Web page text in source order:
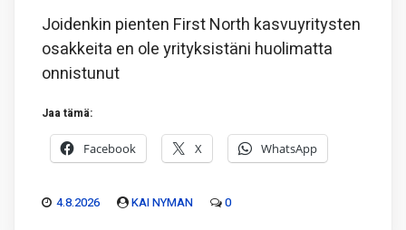
Joidenkin pienten First North kasvuyritysten
osakkeita en ole yrityksistäni huolimatta
onnistunut
Jaa tämä:
Facebook X WhatsApp
4.8.2026 KAI NYMAN 0